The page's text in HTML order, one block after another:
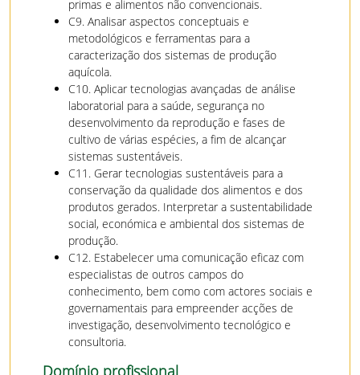
primas e alimentos não convencionais.
C9. Analisar aspectos conceptuais e
metodológicos e ferramentas para a
caracterização dos sistemas de produção
aquícola.
C10. Aplicar tecnologias avançadas de análise
laboratorial para a saúde, segurança no
desenvolvimento da reprodução e fases de
cultivo de várias espécies, a fim de alcançar
sistemas sustentáveis.
C11. Gerar tecnologias sustentáveis para a
conservação da qualidade dos alimentos e dos
produtos gerados. Interpretar a sustentabilidade
social, económica e ambiental dos sistemas de
produção.
C12. Estabelecer uma comunicação eficaz com
especialistas de outros campos do
conhecimento, bem como com actores sociais e
governamentais para empreender acções de
investigação, desenvolvimento tecnológico e
consultoria.
Domínio profissional